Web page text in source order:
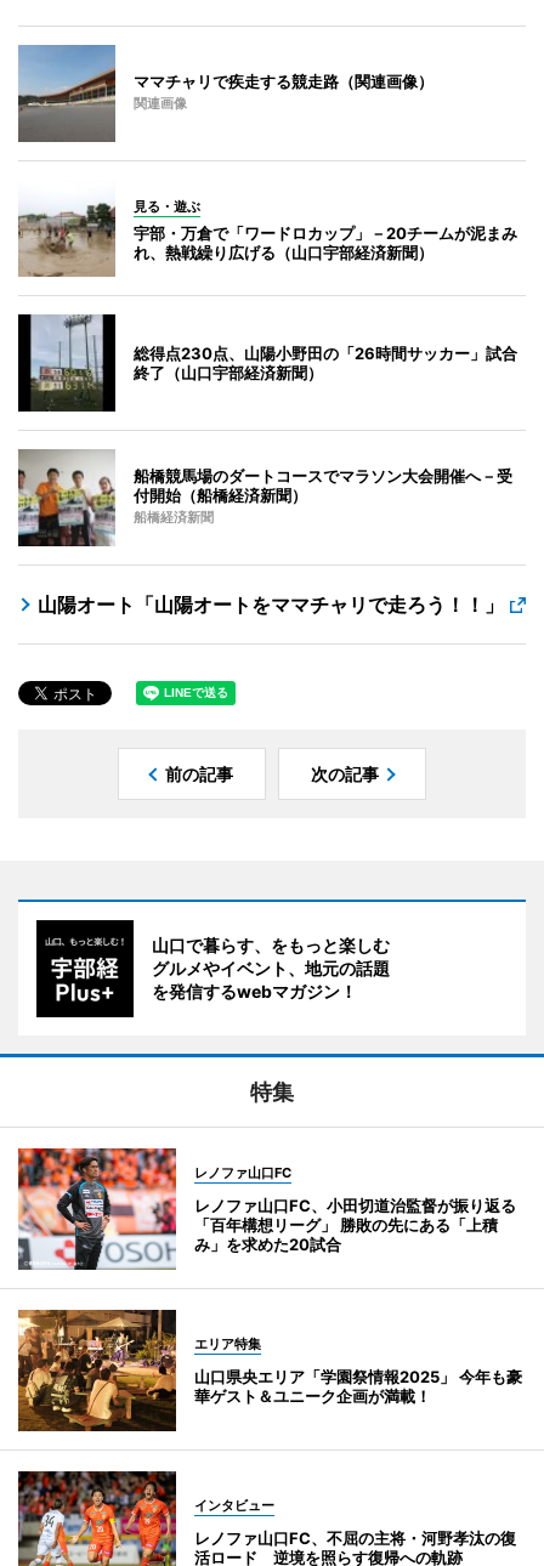
ママチャリで疾走する競走路（関連画像）
関連画像
見る・遊ぶ
宇部・万倉で「ワードロカップ」－20チームが泥まみ
れ、熱戦繰り広げる（山口宇部経済新聞）
総得点230点、山陽小野田の「26時間サッカー」試合
終了（山口宇部経済新聞）
船橋競馬場のダートコースでマラソン大会開催へ－受
付開始（船橋経済新聞）
船橋経済新聞
山陽オート「山陽オートをママチャリで走ろう！！」
前の記事 次の記事
山口で暮らす、をもっと楽しむ
グルメやイベント、地元の話題
を発信するwebマガジン！
特集
レノファ山口FC
レノファ山口FC、小田切道治監督が振り返る
「百年構想リーグ」 勝敗の先にある「上積
み」を求めた20試合
エリア特集
山口県央エリア「学園祭情報2025」 今年も豪
華ゲスト＆ユニーク企画が満載！
インタビュー
レノファ山口FC、不屈の主将・河野孝汰の復
活ロード 逆境を照らす復帰への軌跡